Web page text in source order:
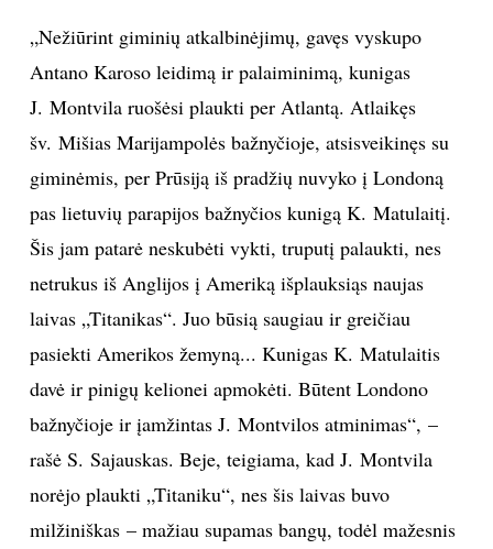
„Nežiūrint giminių atkalbinėjimų, gavęs vyskupo
Antano Karoso leidimą ir palaiminimą, kunigas
J. Montvila ruošėsi plaukti per Atlantą. Atlaikęs
šv. Mišias Marijampolės bažnyčioje, atsisveikinęs su
giminėmis, per Prūsiją iš pradžių nuvyko į Londoną
pas lietuvių parapijos bažnyčios kunigą K. Matulaitį.
Šis jam patarė neskubėti vykti, truputį palaukti, nes
netrukus iš Anglijos į Ameriką išplauksiąs naujas
laivas „Titanikas“. Juo būsią saugiau ir greičiau
pasiekti Amerikos žemyną... Kunigas K. Matulaitis
davė ir pinigų kelionei apmokėti. Būtent Londono
bažnyčioje ir įamžintas J. Montvilos atminimas“, –
rašė S. Sajauskas. Beje, teigiama, kad J. Montvila
norėjo plaukti „Titaniku“, nes šis laivas buvo
milžiniškas – mažiau supamas bangų, todėl mažesnis